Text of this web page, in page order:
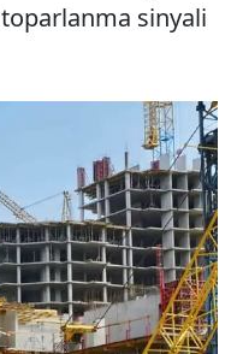
toparlanma sinyali